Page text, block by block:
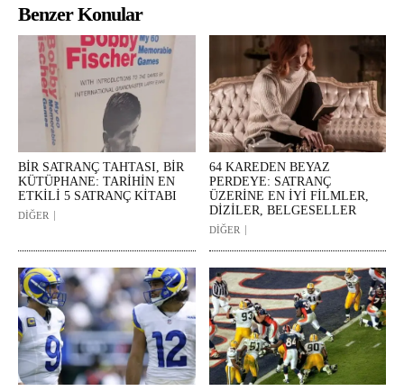
Benzer Konular
BİR SATRANÇ TAHTASI, BİR
KÜTÜPHANE: TARİHİN EN
ETKİLİ 5 SATRANÇ KİTABI
DİĞER
64 KAREDEN BEYAZ
PERDEYE: SATRANÇ
ÜZERİNE EN İYİ FİLMLER,
DİZİLER, BELGESELLER
DİĞER